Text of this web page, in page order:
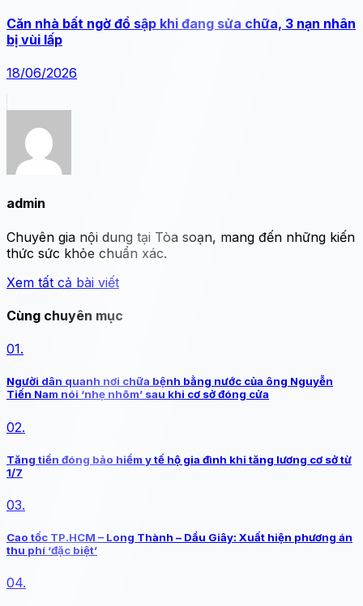
Căn nhà bất ngờ đổ sập khi đang sửa chữa, 3 nạn nhân
bị vùi lấp
18/06/2026
admin
Chuyên gia nội dung tại Tòa soạn, mang đến những kiến
thức sức khỏe chuẩn xác.
Xem tất cả bài viết
Cùng chuyên mục
01.
Người dân quanh nơi chữa bệnh bằng nước của ông Nguyễn
Tiến Nam nói ‘nhẹ nhõm’ sau khi cơ sở đóng cửa
02.
Tăng tiền đóng bảo hiểm y tế hộ gia đình khi tăng lương cơ sở từ
1/7
03.
Cao tốc TP.HCM – Long Thành – Dầu Giây: Xuất hiện phương án
thu phí ‘đặc biệt’
04.